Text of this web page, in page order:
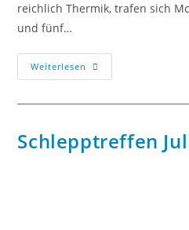
reichlich Thermik, trafen sich
und fünf…
Weiterlesen
Schlepptreffen